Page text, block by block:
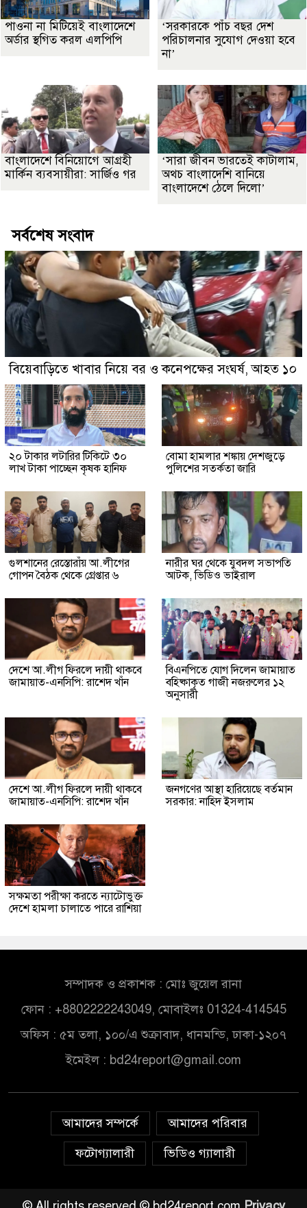
পাওনা না মিটিয়েই বাংলাদেশে
অর্ডার স্থগিত করল এলপিপি
‘সরকারকে পাঁচ বছর দেশ
পরিচালনার সুযোগ দেওয়া হবে
না’
বাংলাদেশে বিনিয়োগে আগ্রহী
মার্কিন ব্যবসায়ীরা: সার্জিও গর
‘সারা জীবন ভারতেই কাটালাম,
অথচ বাংলাদেশি বানিয়ে
বাংলাদেশে ঠেলে দিলো’
সর্বশেষ সংবাদ
বিয়েবাড়িতে খাবার নিয়ে বর ও কনেপক্ষের সংঘর্ষ, আহত ১০
২০ টাকার লটারির টিকিটে ৩০
লাখ টাকা পাচ্ছেন কৃষক হানিফ
বোমা হামলার শঙ্কায় দেশজুড়ে
পুলিশের সতর্কতা জারি
গুলশানের রেস্তোরাঁয় আ.লীগের
গোপন বৈঠক থেকে গ্রেপ্তার ৬
নারীর ঘর থেকে যুবদল সভাপতি
আটক, ভিডিও ভাইরাল
দেশে আ.লীগ ফিরলে দায়ী থাকবে
জামায়াত-এনসিপি: রাশেদ খাঁন
বিএনপিতে যোগ দিলেন জামায়াত
বহিষ্কাকৃত গাজী নজরুলের ১২
অনুসারী
দেশে আ.লীগ ফিরলে দায়ী থাকবে
জামায়াত-এনসিপি: রাশেদ খাঁন
জনগণের আস্থা হারিয়েছে বর্তমান
সরকার: নাহিদ ইসলাম
সক্ষমতা পরীক্ষা করতে ন্যাটোভুক্ত
দেশে হামলা চালাতে পারে রাশিয়া
সম্পাদক ও প্রকাশক : মোঃ জুয়েল রানা
ফোন : +8802222243049, মোবাইলঃ 01324-414545
অফিস : ৫ম তলা, ১০০/এ শুক্রাবাদ, ধানমন্ডি, ঢাকা-১২০৭
ইমেইল : bd24report@gmail.com
আমাদের সম্পর্কে
আমাদের পরিবার
ফটোগ্যালারী
ভিডিও গ্যালারী